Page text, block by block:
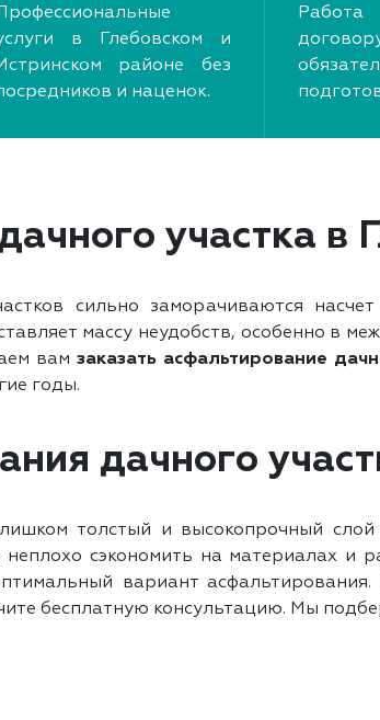
Профессиональные
в Глебовском и
районе без
и наценок.
участка в
сильно заморачиваются
массу неудобств, особенно в
вам заказать асфальтирование
годы.
дачного
толстый и высокопрочный
сэкономить на материалах и
вариант
бесплатную консультацию. Мы